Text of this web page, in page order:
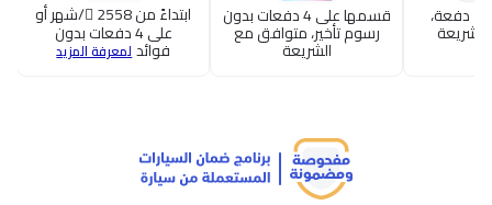
قسطها حتى 24 دفعة، قسمها على 4 دفعات بدون
رسوم تأخير، متوافق مع
الشريعة
ابتداءً من 2558 /شهر أو
على 4 دفعات بدون
فوائدلمعرفة المزيد